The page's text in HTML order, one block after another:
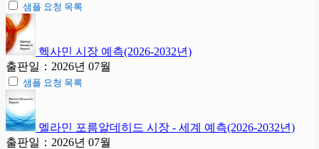
샘플 요청 목록
헥사민 시장 예측(2026-2032년)
출판일：2026년 07월
샘플 요청 목록
멜라민 포름알데히드 시장 - 세계 예측(2026-2032년)
출판일：2026년 07월